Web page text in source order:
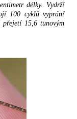
délky. Vydrží
100 cyklů vyprání
15,6 tunovým